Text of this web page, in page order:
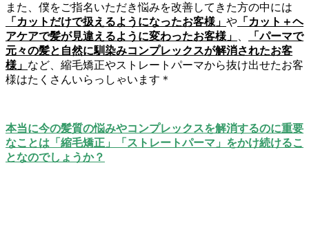
また、僕をご指名いただき悩みを改善してきた方の中には
「カットだけで扱えるようになったお客様」 や 「カット＋ヘ
アケアで髪が見違えるように変わったお客様」
「パーマで
元々の髪と自然に馴染みコンプレックスが解消されたお客
様」 など、縮毛矯正やストレートパーマから抜け出せたお客
様はたくさんいらっしゃいます＊
本当に今の髪質の悩みやコンプレックスを解消するのに重要
なことは「縮毛矯正」「ストレートパーマ」をかけ続けるこ
となのでしょうか？